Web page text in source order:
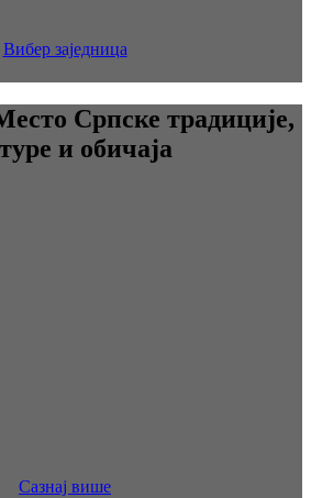
Вибер заједница
Српске традиције,
и обичаја
Сазнај више